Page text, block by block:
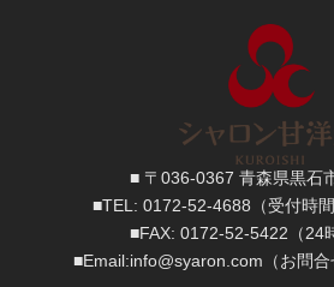
■ 〒036-0367 青森県黒石
■TEL: 0172-52-4688 （受付時
■FAX: 0172-52-5422 （24
■Email:info@syaron.com （お問